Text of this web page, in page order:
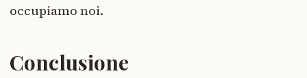
occupiamo noi.
Conclusione